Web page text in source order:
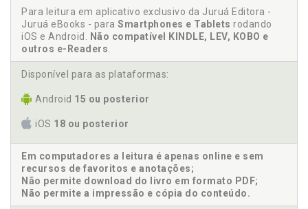
Para leitura em aplicativo exclusivo da Juruá Editora -
Juruá eBooks - para Smartphones e Tablets rodando
iOS e Android.
Não compatível KINDLE, LEV, KOBO e
outros e-Readers
Disponível para as plataformas:
Android 15 ou posterior
iOS 18 ou posterior
Em computadores a leitura é apenas online e sem
recursos de favoritos e anotações;
Não permite download do livro em formato PDF;
Não permite a impressão e cópia do conteúdo.